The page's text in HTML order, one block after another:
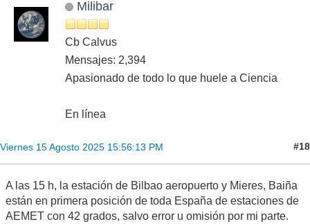
Milibar
Cb Calvus
Mensajes: 2,394
Apasionado de todo lo que huele a Ciencia
En línea
Viernes 15 Agosto 2025 15:56:13 PM #18
A las 15 h, la estación de Bilbao aeropuerto y Mieres, Baiña
están en primera posición de toda España de estaciones de
AEMET con 42 grados, salvo error u omisión por mi parte.